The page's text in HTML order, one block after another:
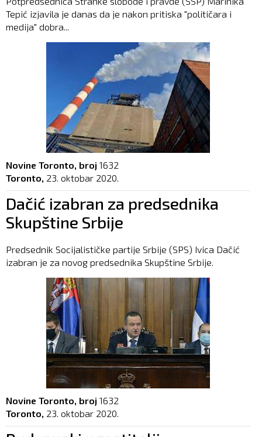
Tepić izjavila je danas da je nakon pritiska "političara i
medija" dobra...
Novine Toronto, broj 1632
Toronto, 23. oktobar 2020.
Dačić izabran za predsednika
Skupštine Srbije
Predsednik Socijalističke partije Srbije (SPS) Ivica Dačić
izabran je za novog predsednika Skupštine Srbije.
Novine Toronto, broj 1632
Toronto, 23. oktobar 2020.